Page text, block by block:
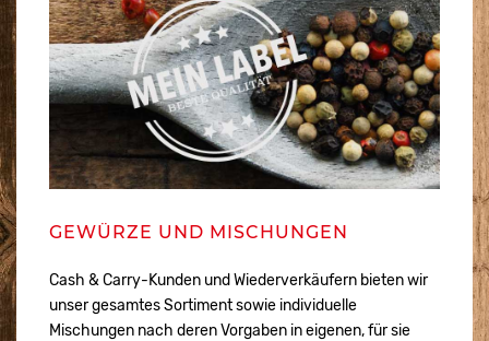
GEWÜRZE UND MISCHUNGEN
Cash & Carry-Kunden und Wiederverkäufern bieten wir
unser gesamtes Sortiment sowie individuelle
Mischungen nach deren Vorgaben in eigenen, für sie